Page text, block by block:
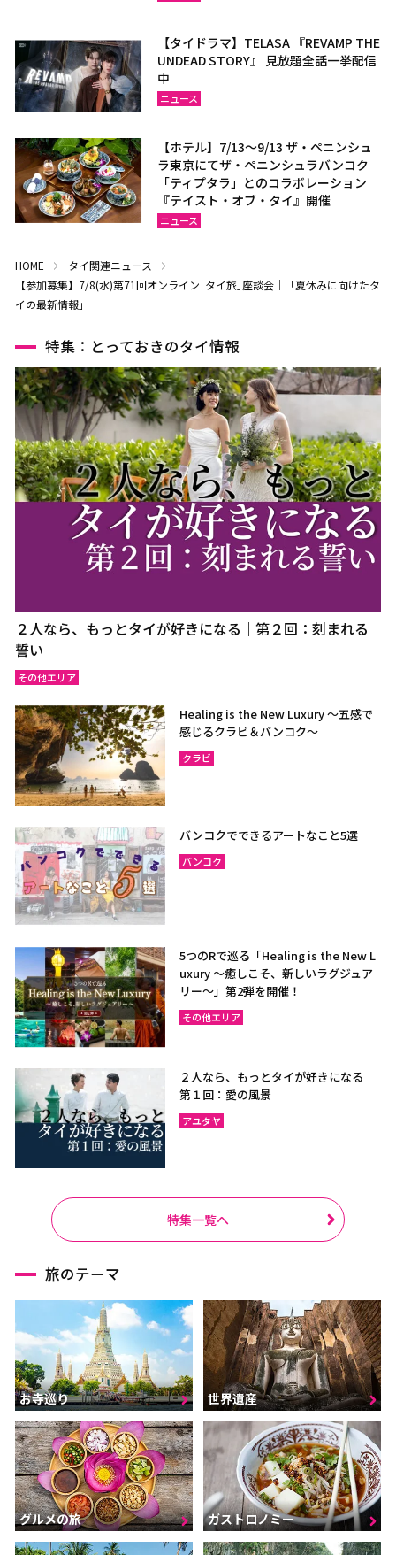
【タイドラマ】TELASA 『REVAMP THE
UNDEAD STORY』 見放題全話一挙配信
中
ニュース
【ホテル】7/13～9/13 ザ・ペニンシュ
ラ東京にてザ・ペニンシュラバンコク
「ティプタラ」とのコラボレーション
『テイスト・オブ・タイ』開催
ニュース
HOME
タイ関連ニュース
【参加募集】7/8(水)第71回オンライン｢タイ旅｣座談会｜「夏休みに向けたタ
イの最新情報」
特集：とっておきのタイ情報
２人なら、もっとタイが好きになる｜第２回：刻まれる
誓い
その他エリア
Healing is the New Luxury ～五感で
感じるクラビ＆バンコク～
クラビ
バンコクでできるアートなこと5選
バンコク
5つのRで巡る「Healing is the New L
uxury ～癒しこそ、新しいラグジュア
リー〜」第2弾を開催！
その他エリア
２人なら、もっとタイが好きになる｜
第１回：愛の風景
アユタヤ
特集一覧へ
旅のテーマ
お寺巡り 世界遺産
グルメの旅 ガストロノミー